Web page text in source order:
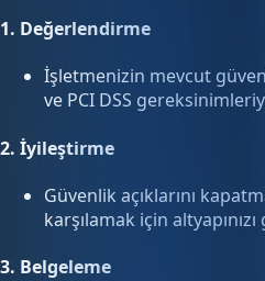
1. Değerlendirme
İşletmenizin mevcut
ve PCI DSS
2. İyileştirme
Güvenlik açıklarını
karşılamak için
3. Belgeleme